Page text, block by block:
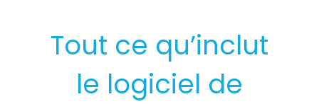
Tout ce qu’inclut
le logiciel de